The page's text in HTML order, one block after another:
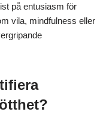
på entusiasm för
vila, mindfulness eller